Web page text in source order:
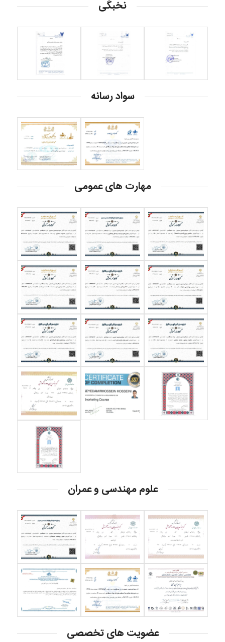
نخبگی
سواد رسانه
مهارت های عمومی
علوم مهندسی و عمران
عضویت های تخصصی